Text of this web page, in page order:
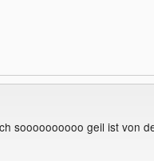
soooooooooo geil ist von